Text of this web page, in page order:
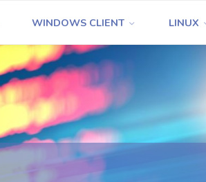
WINDOWS CLIENT LINUX